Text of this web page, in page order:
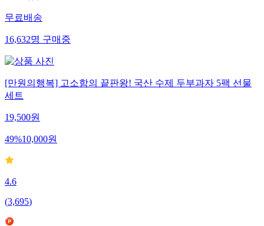
무료배송
16,632명구매중
[만원의행복] 고소함의 끝판왕! 국산 수제 두부과자 5팩 선물
세트
19,500원
49%10,000원
4.6
(3,695)